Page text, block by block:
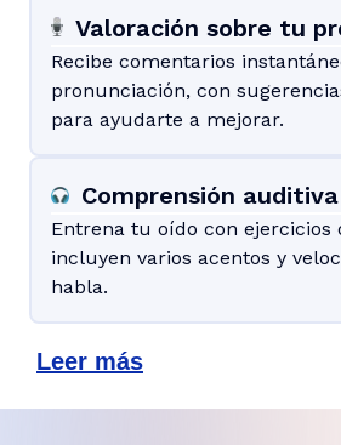
Valoración sobre tu
Recibe comentarios
pronunciación, con
para ayudarte a mejorar.
Comprensión auditiva
Entrena tu oído con ejercicios
incluyen varios acentos y
habla.
Leer más